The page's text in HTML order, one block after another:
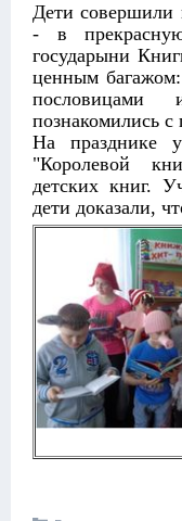
Дети совершили
- в
государыни
ценным багажом:
познакомились
На празднике
"Королевой
детских книг.
дети доказали,